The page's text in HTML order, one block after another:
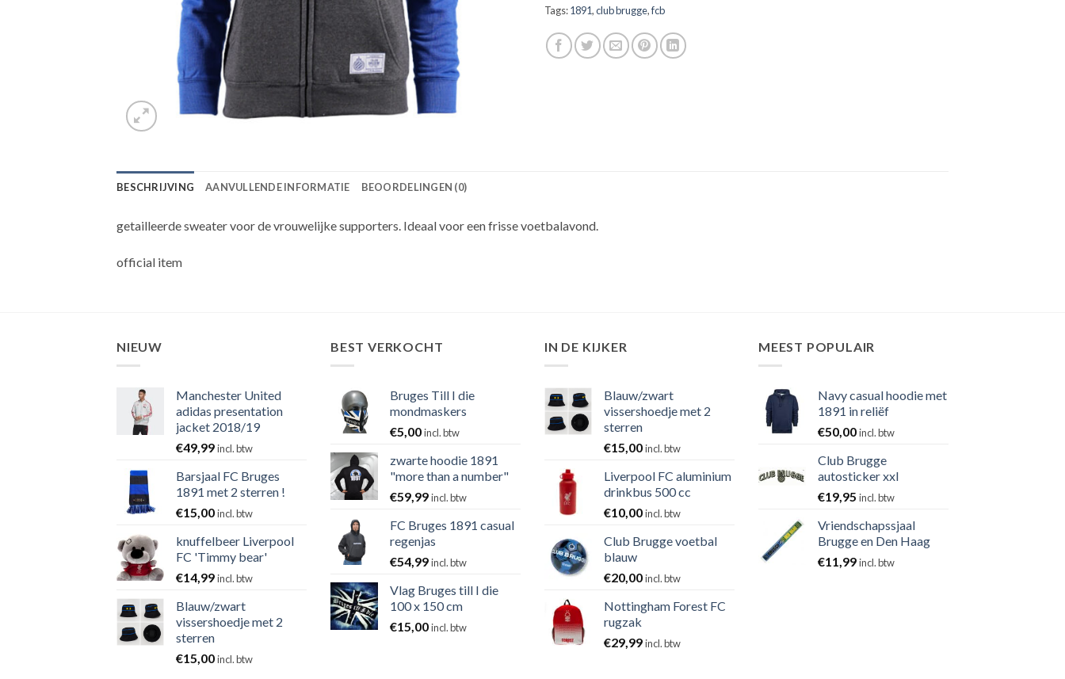
Tags:1891,club brugge,fcb
BESCHRIJVING AANVULLENDE INFORMATIE BEOORDELINGEN (0)
getailleerde sweater voor de vrouwelijke supporters. Ideaal voor een frisse voetbalavond.
official item
NIEUW
Manchester United
adidas presentation
jacket 2018/19
€49,99incl. btw
Barsjaal FC Bruges
1891 met 2 sterren !
€15,00incl. btw
knuffelbeer Liverpool
FC 'Timmy bear'
€14,99incl. btw
Blauw/zwart
vissershoedje met 2
sterren
€15,00incl. btw
BEST VERKOCHT
Bruges Till I die
mondmaskers
€5,00incl. btw
zwarte hoodie 1891
"more than a number"
€59,99incl. btw
FC Bruges 1891 casual
regenjas
€54,99incl. btw
Vlag Bruges till I die
100 x 150 cm
€15,00incl. btw
IN DE KIJKER
Blauw/zwart
vissershoedje met 2
sterren
€15,00incl. btw
Liverpool FC aluminium
drinkbus 500 cc
€10,00incl. btw
Club Brugge voetbal
blauw
€20,00incl. btw
Nottingham Forest FC
rugzak
€29,99incl. btw
MEEST POPULAIR
Navy casual hoodie met
1891 in reliëf
€50,00incl. btw
Club Brugge
autosticker xxl
€19,95 incl. btw
Vriendschapssjaal
Brugge en Den Haag
€11,99incl. btw